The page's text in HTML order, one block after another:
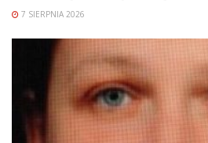
7 SIERPNIA 2026